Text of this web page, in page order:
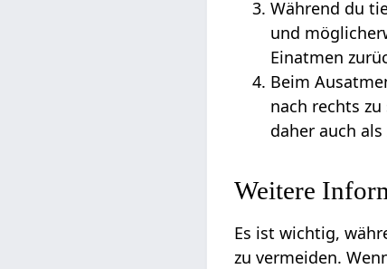
Während du
und
Einatmen
Beim
nach rechts
daher auch
Weitere
Es ist wichtig,
zu vermeiden.